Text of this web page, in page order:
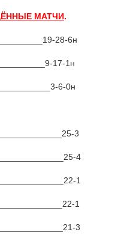
МАТЧИ.
28-6н
17-1н
6-0н
3
4
1
1
3